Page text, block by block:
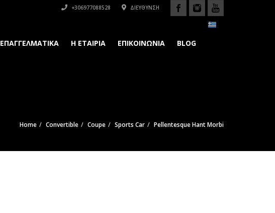
+306977088528 ΔΙΕΎΘΥΝΣΗ
ΕΠΑΓΓΕΛΜΑΤΙΚΆ H ΕΤΑΙΡΙΑ ΕΠΙΚΟΙΝΩΝΙΑ BLOG
Home Convertible Coupe Sports Car Pellentesque Hant Morbi